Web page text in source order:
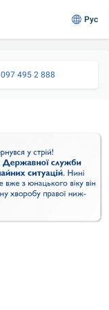
Рус
097 495 2 888